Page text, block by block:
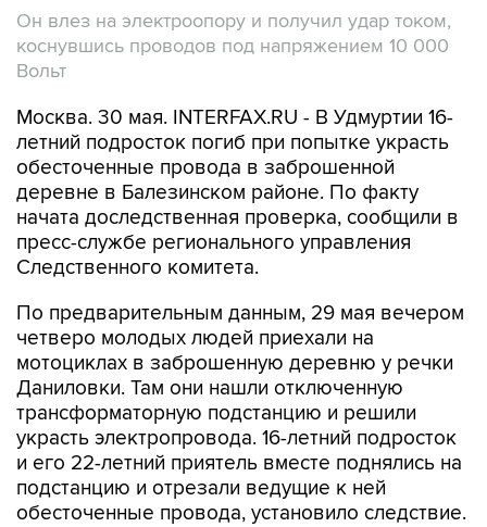
Он влез на электроопору и получил удар током,
коснувшись проводов под напряжением 10 000
Вольт
Москва. 30 мая. INTERFAX.RU - В Удмуртии 16-
летний подросток погиб при попытке украсть
обесточенные провода в заброшенной
деревне в Балезинском районе. По факту
начата доследственная проверка, сообщили в
пресс-службе регионального управления
Следственного комитета.
По предварительным данным, 29 мая вечером
четверо молодых людей приехали на
мотоциклах в заброшенную деревню у речки
Даниловки. Там они нашли отключенную
трансформаторную подстанцию и решили
украсть электропровода. 16-летний подросток
и его 22-летний приятель вместе поднялись на
подстанцию и отрезали ведущие к ней
обесточенные провода, установило следствие.